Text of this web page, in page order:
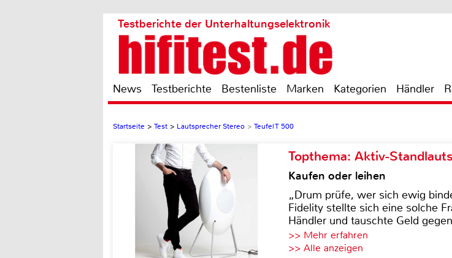
Testberichte der Unterhaltungselektronik
News Testberichte Bestenliste Marken Kategorien Händler
Startseite > Test > Lautsprecher Stereo > Teufel T 500
Topthema: Aktiv-
Kaufen oder leihen
„Drum prüfe, wer sich ewig
Fidelity stellte sich eine solche
Händler und tauschte Geld
>> Mehr erfahren
>> Alle anzeigen